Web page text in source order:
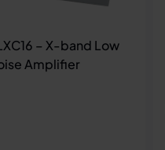
– X-band Low
Amplifier